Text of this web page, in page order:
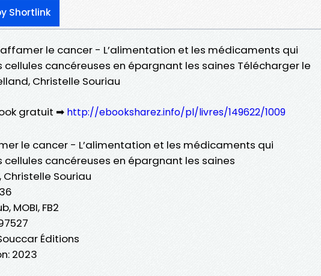
Shortlink
le cancer - L’alimentation et les médicaments qui
cancéreuses en épargnant les saines Télécharger le
Christelle Souriau
gratuit ➡ http://ebooksharez.info/pl/livres/149622/1009
le cancer - L’alimentation et les médicaments qui
cancéreuses en épargnant les saines
Christelle Souriau
MOBI, FB2
Éditions
2023